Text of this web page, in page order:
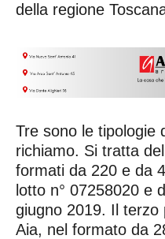
della regione
Tre sono le tipologie
richiamo. Si tratta
formati da 220 e da
lotto n° 07258020 e
giugno 2019. Il terzo
Aia, nel formato da